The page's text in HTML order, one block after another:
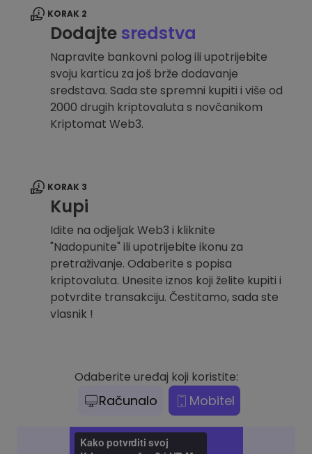
KORAK 2
Dodajtesredstva
Napravite bankovni polog ili upotrijebite
svoju karticu za još brže dodavanje
sredstava. Sada ste spremni kupiti i više od
2000 drugih kriptovaluta s novčanikom
Kriptomat Web3.
KORAK 3
Kupi
Idite na odjeljak Web3 i kliknite
"Nadopunite" ili upotrijebite ikonu za
pretraživanje. Odaberite s popisa
kriptovaluta. Unesite iznos koji želite kupiti i
potvrdite transakciju. Čestitamo, sada ste
vlasnik !
Odaberite uređaj koji koristite:
Računalo Mobitel